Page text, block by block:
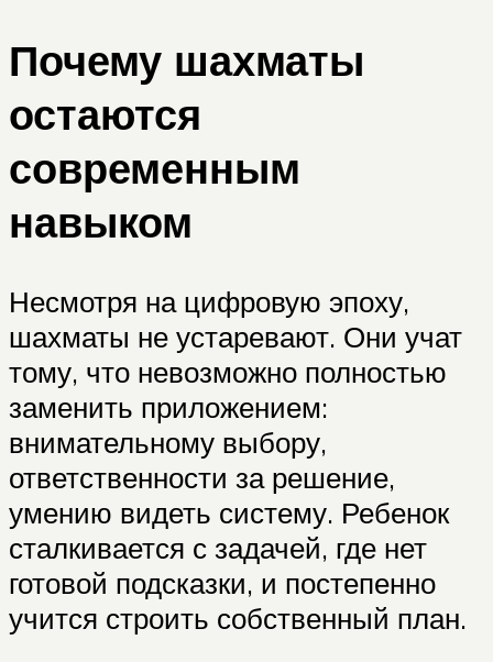
Почему шахматы
остаются
современным
навыком
Несмотря на цифровую эпоху,
шахматы не устаревают. Они учат
тому, что невозможно полностью
заменить приложением:
внимательному выбору,
ответственности за решение,
умению видеть систему. Ребенок
сталкивается с задачей, где нет
готовой подсказки, и постепенно
учится строить собственный план.